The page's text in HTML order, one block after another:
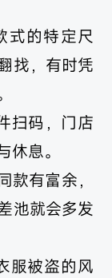
式的特定尺
找，有时凭
扫码，门店
息。
款有富余，
池就会多发
服被盗的风